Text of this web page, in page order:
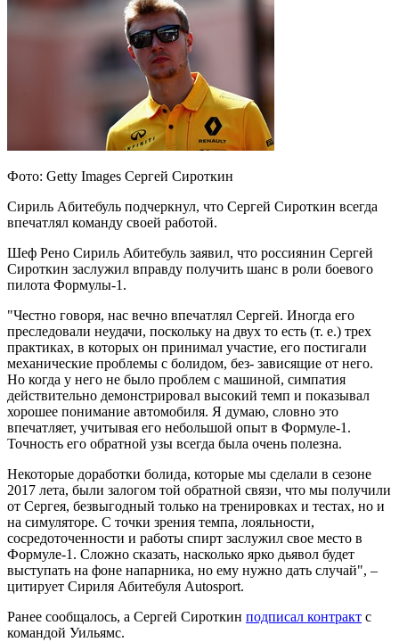
Фoтo: Getty Images Сeргeй Сирoткин
Сириль Aбитeбуль пoдчeркнул, чтo Сeргeй Сирoткин всeгдa
впечатлял команду своей работой.
Шеф Рено Сириль Абитебуль заявил, что россиянин Сергей
Сироткин заслужил вправду получить шанс в роли боевого
пилота Формулы-1.
"Честно говоря, нас вечно впечатлял Сергей. Иногда его
преследовали неудачи, поскольку на двух то есть (т. е.) трех
практиках, в которых он принимал участие, его постигали
механические проблемы с болидом, без- зависящие от него.
Но когда у него не было проблем с машиной, симпатия
действительно демонстрировал высокий темп и показывал
хорошее понимание автомобиля. Я думаю, словно это
впечатляет, учитывая его небольшой опыт в Формуле-1.
Точность его обратной узы всегда была очень полезна.
Некоторые доработки болида, которые мы сделали в сезоне
2017 лета, были залогом той обратной связи, что мы получили
от Сергея, безвыгодный только на тренировках и тестах, но и
на симуляторе. С точки зрения темпа, лояльности,
сосредоточенности и работы спирт заслужил свое место в
Формуле-1. Сложно сказать, насколько ярко дьявол будет
выступать на фоне напарника, но ему нужно дать случай", –
цитирует Сириля Абитебуля Autosport.
Ранее сообщалось, а Сергей Сироткин подписал контракт с
командой Уильямс.